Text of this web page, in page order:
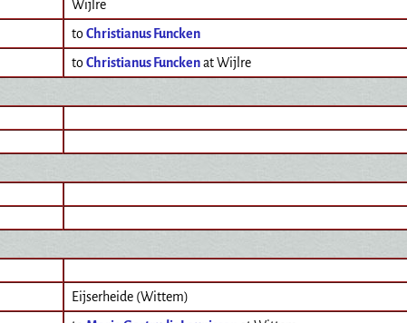
Wijlre
toChristianus Funcken
toChristianus Funckenat Wijlre
Eijserheide (Wittem)